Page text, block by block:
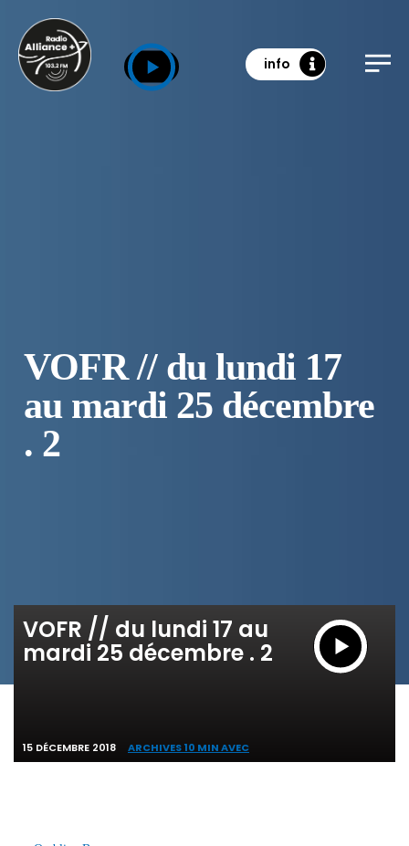
info
VOFR // du lundi 17
au mardi 25 décembre
. 2
VOFR // du lundi 17 au
mardi 25 décembre . 2
15 DÉCEMBRE 2018 ARCHIVES 10 MIN AVEC